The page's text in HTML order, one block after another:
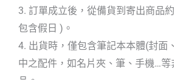
3. 訂單成立後，從備貨到寄出商品
包含假日 )。
4. 出貨時，僅包含筆記本本體(封面
中之配件，如名片夾、筆、手機…等